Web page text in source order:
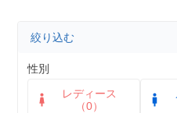
絞り込む
性別
レディース
（0）